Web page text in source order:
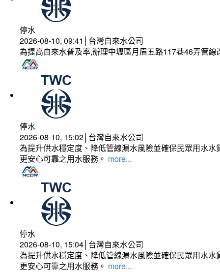
停水
2026-08-10, 09:41│台灣自來水公司
為提高自來水普及率,辦理中壢區月眉五路117巷46弄管
停水
2026-08-10, 15:02│台灣自來水公司
為提升供水穩定度、降低管線漏水風險並確保民眾用水
更安心可靠之用水服務。 more...
停水
2026-08-10, 15:04│台灣自來水公司
為提升供水穩定度、降低管線漏水風險並確保民眾用水
更安心可靠之用水服務。 more...